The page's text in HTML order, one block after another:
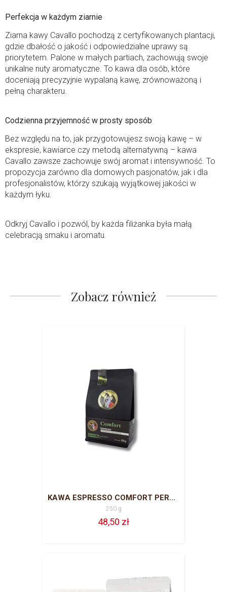
Perfekcja w każdym ziarnie
Ziarna kawy Cavallo pochodzą z certyfikowanych plantacji,
gdzie dbałość o jakość i odpowiedzialne uprawy są
priorytetem. Palone w małych partiach, zachowują swoje
unikalne nuty aromatyczne. To kawa dla osób, które
doceniają precyzyjnie wypalaną kawę, zrównoważoną i
pełną charakteru.
Codzienna przyjemność w prosty sposób
Bez względu na to, jak przygotowujesz swoją kawę – w
ekspresie, kawiarce czy metodą alternatywną – kawa
Cavallo zawsze zachowuje swój aromat i intensywność. To
propozycja zarówno dla domowych pasjonatów, jak i dla
profesjonalistów, którzy szukają wyjątkowej jakości w
każdym łyku.
Odkryj Cavallo i pozwól, by każda filiżanka była małą
celebracją smaku i aromatu.
Zobacz również
KAWA ESPRESSO COMFORT PERFECTA 250 G ZIARNO 64% ARABIKA, 36% ROBUSTY
250 g
48,50 zł